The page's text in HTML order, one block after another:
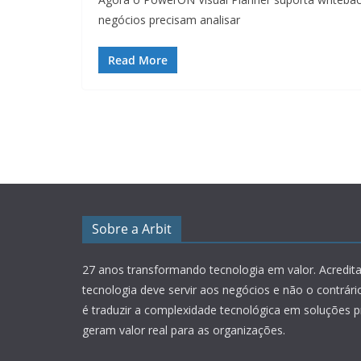
negócios precisam analisar
Read More
Sobre a Arbit
27 anos transformando tecnologia em valor.
tecnologia deve servir aos negócios e não o
é traduzir a complexidade tecnológica em soluções
geram valor real para as organizações.